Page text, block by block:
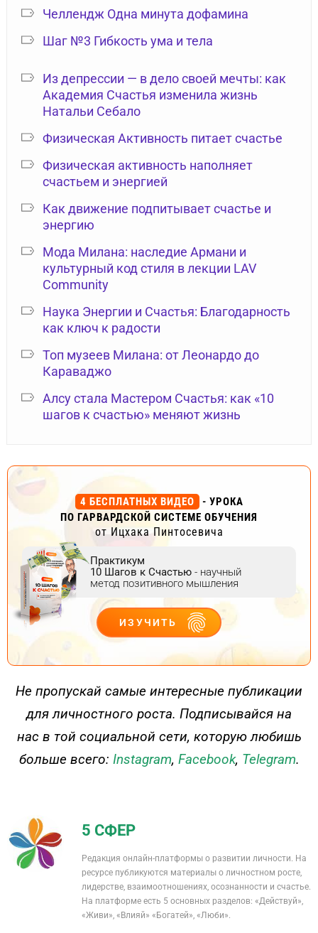
Челлендж Одна минута дофамина
Шаг №3 Гибкость ума и тела
Из депрессии — в дело своей мечты: как
Академия Счастья изменила жизнь
Натальи Себало
Физическая Активность питает счастье
Физическая активность наполняет
счастьем и энергией
Как движение подпитывает счастье и
энергию
Мода Милана: наследие Армани и
культурный код стиля в лекции LAV
Community
Наука Энергии и Счастья: Благодарность
как ключ к радости
Топ музеев Милана: от Леонардо до
Караваджо
Алсу стала Мастером Счастья: как «10
шагов к счастью» меняют жизнь
4 БЕСПЛАТНЫХ ВИДЕО
- УРОКА
ПО ГАРВАРДСКОЙ СИСТЕМЕ ОБУЧЕНИЯ
от Ицхака Пинтосевича
Практикум
10 Шагов к Счастью - научный
метод позитивного мышления
ИЗУЧИТЬ
ДЕЙСТВУЙ
Не пропускай самые интересные публикации
для личностного роста. Подписывайся на
нас в той социальной сети, которую любишь
больше всего: Instagram, Facebook, Telegram.
5 СФЕР
Редакция онлайн-платформы о развитии личности. На
ресурсе публикуются материалы о личностном росте,
лидерстве, взаимоотношениях, осознанности и счастье.
На платформе есть 5 основных разделов: «Действуй»,
«Живи», «Влияй» «Богатей», «Люби».